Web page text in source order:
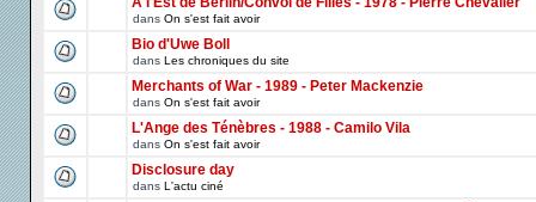
dans On s'est fait avoir
Bio d'Uwe Boll
dans Les chroniques du site
Merchants of War - 1989 - Peter Mackenzie
dans On s'est fait avoir
L'Ange des Ténèbres - 1988 - Camilo Vila
dans On s'est fait avoir
Disclosure day
dans L'actu ciné